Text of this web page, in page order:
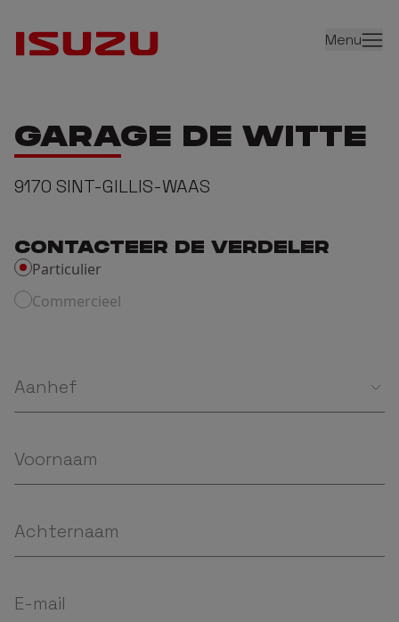
Menu
GARAGE DE WITTE
9170 SINT-GILLIS-WAAS
CONTACTEER DE VERDELER
Particulier
Commercieel
Aanhef